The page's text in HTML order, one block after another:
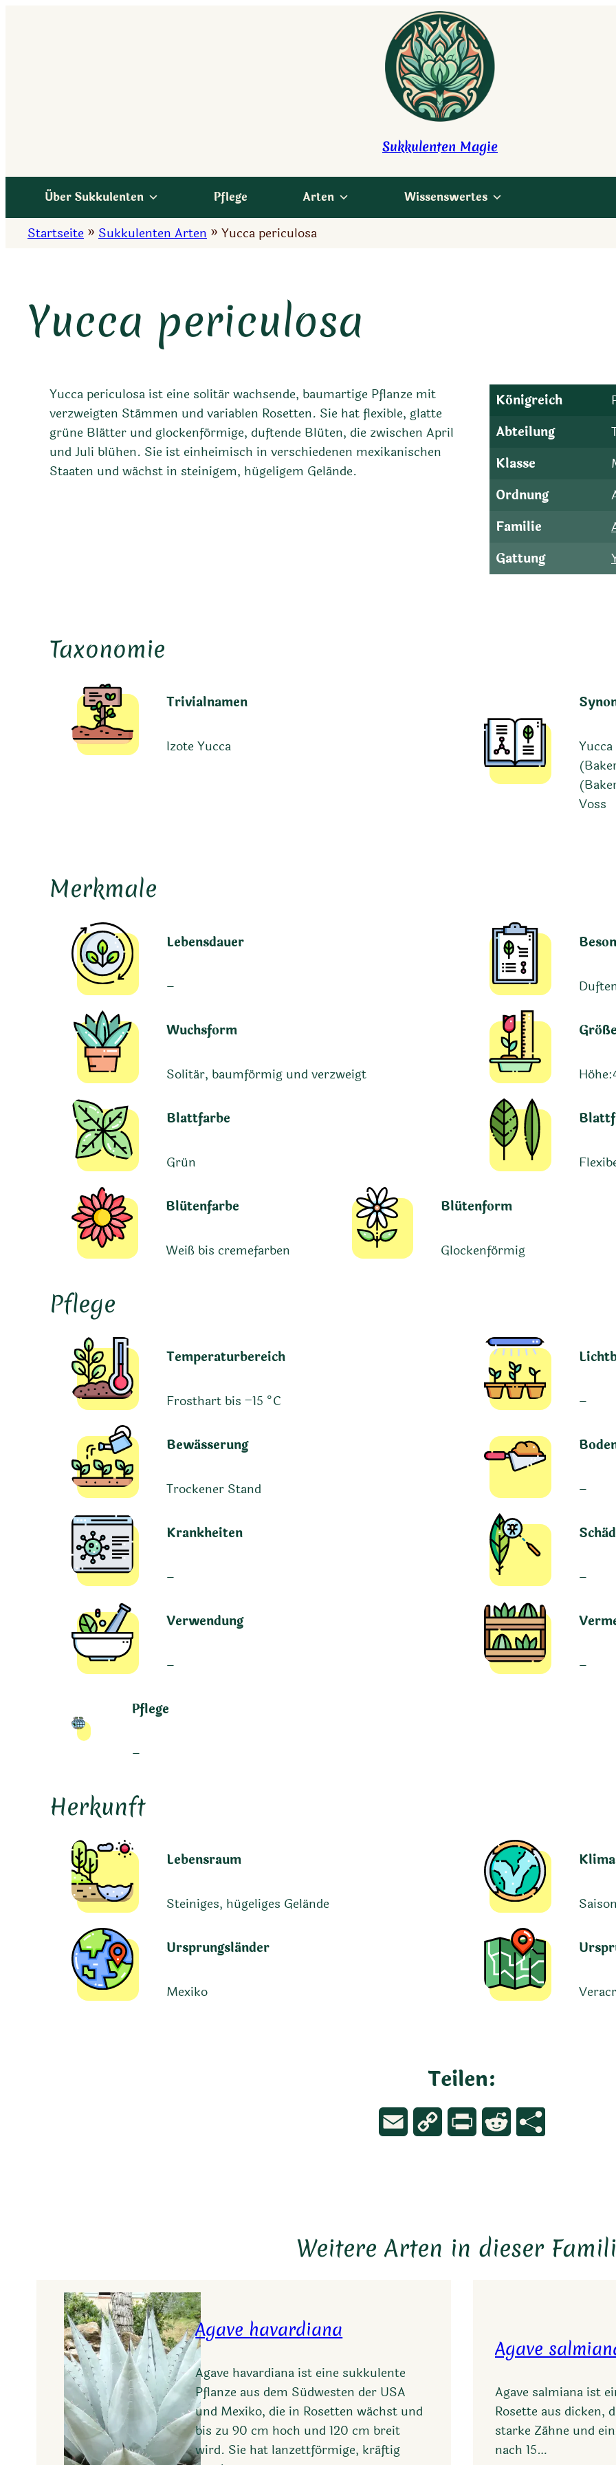
Sukkulenten Magie
Über Sukkulenten Pflege Arten Wissenswertes
Startseite » Sukkulenten Arten » Yucca periculosa
Yucca periculosa
Yucca periculosa ist eine solitär wachsende, baumartige Pflanze mit
verzweigten Stämmen und variablen Rosetten. Sie hat flexible, glatte
grüne Blätter und glockenförmige, duftende Blüten, die zwischen April
und Juli blühen. Sie ist einheimisch in verschiedenen mexikanischen
Staaten und wächst in steinigem, hügeligem Gelände.
Königreich
Abteilung
Klasse
Ordnung
Familie
Gattung
Taxonomie
Trivialnamen
Izote Yucca
Voss
Merkmale
Lebensdauer
–
Wuchsform
Solitär, baumförmig und verzweigt
Größe
Höhe:
Blattfarbe
Grün
Blütenfarbe
Weiß bis cremefarben
Blütenform
Glockenförmig
Pflege
Temperaturbereich
Frosthart bis −15 °C –
Bewässerung
Trockener Stand –
Krankheiten
– –
Verwendung
– –
Pflege
–
Herkunft
Lebensraum
Steiniges, hügeliges Gelände
Ursprungsländer
Mexiko
Teilen:
Email
Copy
Print Reddit
Weitere Arten in dieser
Agave havardiana
Agave havardiana ist eine sukkulente
Pflanze aus dem Südwesten der USA
und Mexiko, die in Rosetten wächst und
bis zu 90 cm hoch und 120 cm breit
wird. Sie hat lanzettförmige, kräftig
Agave
Agave salmiana ist
Rosette aus dicken,
starke Zähne und
nach 15…